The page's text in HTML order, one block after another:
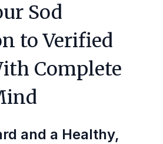
Sod
to Verified
Complete
and a Healthy,